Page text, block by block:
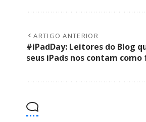
ARTIGO ANTERIOR
#iPadDay: Leitores do Blog
seus iPads nos contam